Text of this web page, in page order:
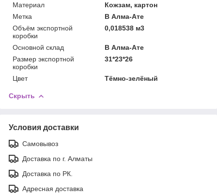
Материал
Кожзам, картон
Метка
В Алма-Ате
Объём экспортной
коробки
0,018538 м3
Основной склад
В Алма-Ате
Размер экспортной
коробки
31*23*26
Цвет Тёмно-зелёный
Скрыть
Условия доставки
Самовывоз
Доставка по г. Алматы
Доставка по РК.
Адресная доставка